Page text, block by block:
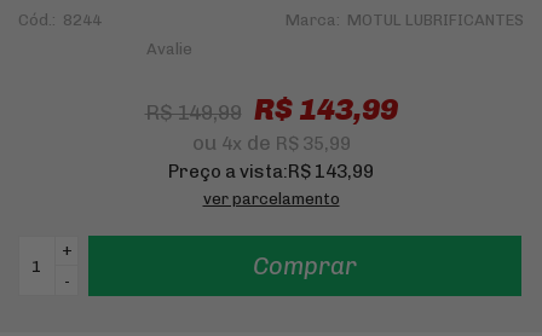
Cód.: 8244 Marca: MOTUL LUBRIFICANTES
R$ 149,99 R$ 143,99
ou 4x de R$ 35,99
Preço a vista:R$ 143,99
ver parcelamento
+
-
Comprar